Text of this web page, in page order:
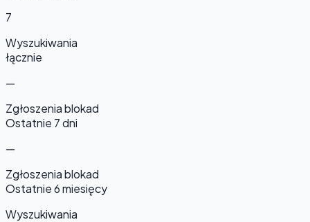
7
Wyszukiwania
łącznie
—
Zgłoszenia blokad
Ostatnie 7 dni
—
Zgłoszenia blokad
Ostatnie 6 miesięcy
Wyszukiwania